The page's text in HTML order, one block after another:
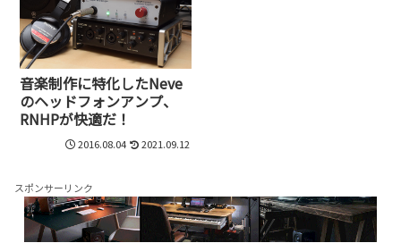
音楽制作に特化したNeve
のヘッドフォンアンプ、
RNHPが快適だ！
2016.08.04 2021.09.12
スポンサーリンク